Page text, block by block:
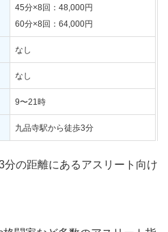
45分×8回：48,000円
60分×8回：64,000円
なし
なし
9〜21時
九品寺駅から徒歩3分
の距離にあるアスリート向け